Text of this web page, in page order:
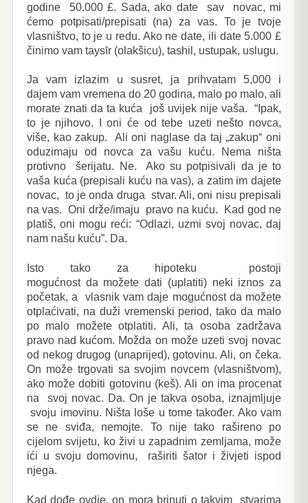
godine 50.000 £. Sada, ako date sav novac, mi
ćemo potpisati/prepisati (na) za vas. To je tvoje
vlasništvo, to je u redu. Ako ne date, ili date 5.000 £
činimo vam taysīr (olakšicu), tashil, ustupak, uslugu.
Ja vam izlazim u susret, ja prihvatam 5,000 i
dajem vam vremena do 20 godina, malo po malo, ali
morate znati da ta kuća još uvijek nije vaša. “Ipak,
to je njihovo. I oni će od tebe uzeti nešto novca,
više, kao zakup. Ali oni naglase da taj „zakup“ oni
oduzimaju od novca za vašu kuću. Nema ništa
protivno šerijatu. Ne. Ako su potpisivali da je to
vaša kuća (prepisali kuću na vas), a zatim im dajete
novac, to je onda druga stvar. Ali, oni nisu prepisali
na vas. Oni drže/imaju pravo na kuću. Kad god ne
platiš, oni mogu reći: “Odlazi, uzmi svoj novac, daj
nam našu kuću”. Da.
Isto tako za hipoteku postoji
mogućnost da možete dati (uplatiti) neki iznos za
početak, a vlasnik vam daje mogućnost da možete
otplaćivati, na duži vremenski period, tako da malo
po malo možete otplatiti. Ali, ta osoba zadržava
pravo nad kućom. Možda on može uzeti svoj novac
od nekog drugog (unaprijed), gotovinu. Ali, on čeka.
On može trgovati sa svojim novcem (vlasništvom),
ako može dobiti gotovinu (keš). Ali on ima procenat
na svoj novac. Da. On je takva osoba, iznajmljuje
svoju imovinu. Ništa loše u tome također. Ako vam
se ne sviđa, nemojte. To nije tako rašireno po
cijelom svijetu, ko živi u zapadnim zemljama, može
ići u svoju domovinu, raširiti šator i živjeti ispod
njega.
Kad dođe ovdje, on mora brinuti o takvim stvarima